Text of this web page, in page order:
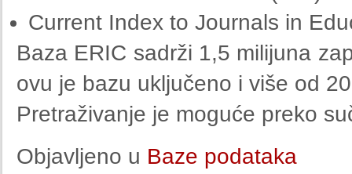
Current Index to Journals in
Baza ERIC sadrži 1,5 milijuna
ovu je bazu uključeno i više od
Pretraživanje je moguće preko
Objavljeno u Baze podataka